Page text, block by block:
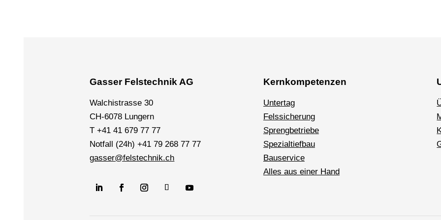
Gasser Felstechnik AG
Walchistrasse 30
CH-6078 Lungern
T +41 41 679 77 77
Notfall (24h) +41 79 268 77 77
gasser@felstechnik.ch
Kernkompetenzen
Untertag
Felssicherung
Sprengbetriebe
Spezialtiefbau
Bauservice
Alles aus einer Hand